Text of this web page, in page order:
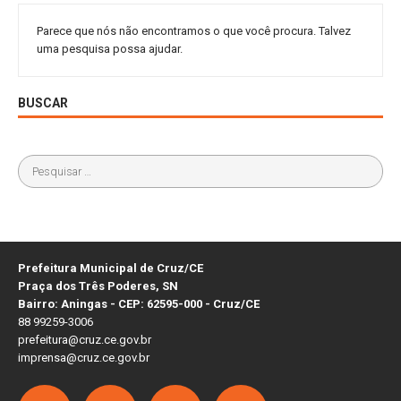
Parece que nós não encontramos o que você procura. Talvez
uma pesquisa possa ajudar.
BUSCAR
Prefeitura Municipal de Cruz/CE
Praça dos Três Poderes, SN
Bairro: Aningas - CEP: 62595-000 - Cruz/CE
88 99259-3006
prefeitura@cruz.ce.gov.br
imprensa@cruz.ce.gov.br